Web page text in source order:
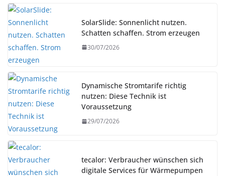
SolarSlide: Sonnenlicht nutzen.
Schatten schaffen. Strom erzeugen
30/07/2026
Dynamische Stromtarife richtig
nutzen: Diese Technik ist
Voraussetzung
29/07/2026
tecalor: Verbraucher wünschen sich
digitale Services für Wärmepumpen